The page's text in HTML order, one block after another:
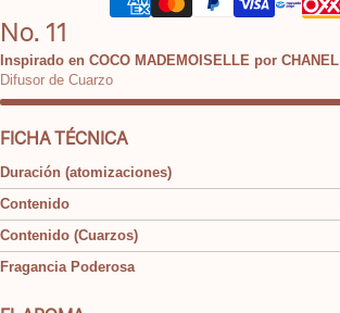
No. 11
Inspirado en COCO MADEMOISELLE por CHANEL
Difusor de Cuarzo
FICHA TÉCNICA
Duración (atomizaciones)
Contenido
Contenido (Cuarzos)
Fragancia Poderosa